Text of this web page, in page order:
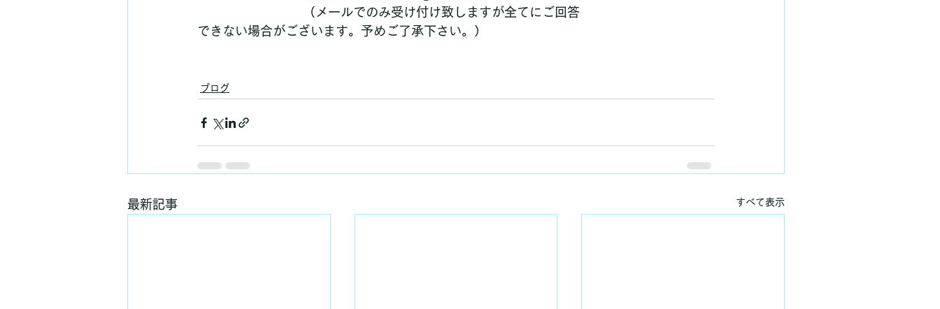
（メールでのみ受け付け致しますが全てにご回答
できない場合がございます。予めご了承下さい。）
ブログ
最新記事 すべて表示